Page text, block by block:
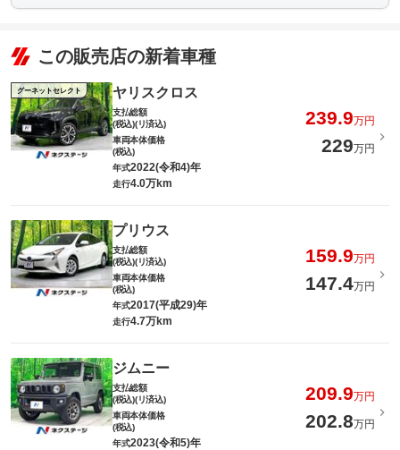
この販売店の新着車種
グーネットセレクト ヤリスクロス
支払総額
(税込)(リ済込)
239.9万円
車両本体価格
(税込)
229万円
年式2022(令和4)年
走行4.0万km
プリウス
支払総額
(税込)(リ済込)
159.9万円
車両本体価格
(税込)
147.4万円
年式2017(平成29)年
走行4.7万km
ジムニー
支払総額
(税込)(リ済込)
209.9万円
車両本体価格
(税込)
202.8万円
年式2023(令和5)年